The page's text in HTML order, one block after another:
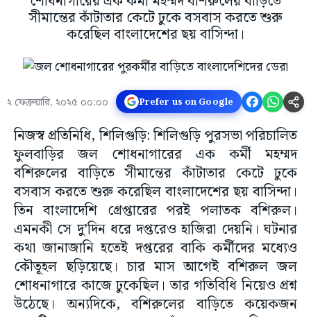
সীমান্তের কাঁটাতার কেটে ঢুকে বসবাস করতে শুরু
করেছিল বাংলাদেশের ছয় বাসিন্দা।
২ ফেব্রুয়ারি, ২০২৫ ০০:০০ Prefer us on Google
নিজস্ব প্রতিনিধি, শিলিগুড়ি: শিলিগুড়ি পুরসভা পরিচালিত
ফুলবাড়ির জল শোধনাগারের এক কর্মী মহম্মদ
বশিরুলের বাড়িতে সীমান্তের কাঁটাতার কেটে ঢুকে
বসবাস করতে শুরু করেছিল বাংলাদেশের ছয় বাসিন্দা।
তিন বাংলাদেশি গ্রেপ্তারের পরই পলাতক বশিরুল।
এমনকী সে দু’দিন ধরে দপ্তরেও হাজিরা দেয়নি। ঘটনার
কথা জানাজানি হতেই দপ্তরের বাকি কর্মীদের মধ্যেও
কৌতূহল ছড়িয়েছে। চার মাস আগেই বশিরুল জল
শোধনাগারে কাজে ঢুকেছিল। তার গতিবিধি নিয়েও প্রশ্ন
উঠেছে। অন্যদিকে, বশিরুলের বাড়িতে কয়েকজন